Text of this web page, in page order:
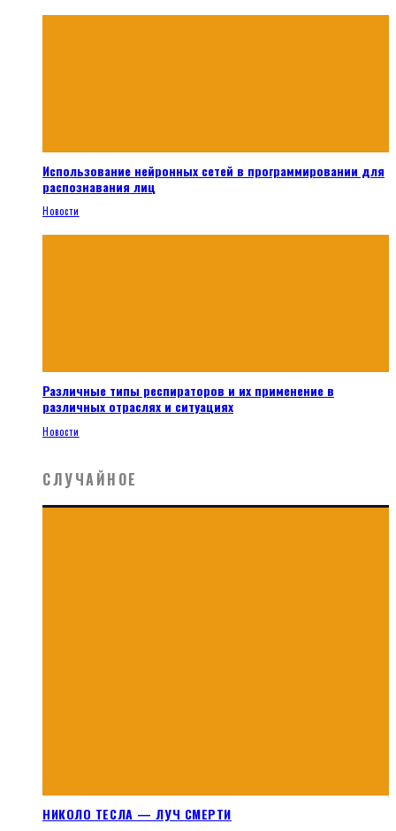
Использование нейронных сетей в программировании для
распознавания лиц
Новости
Различные типы респираторов и их применение в
различных отраслях и ситуациях
Новости
СЛУЧАЙНОЕ
НИКОЛО ТЕСЛА — ЛУЧ СМЕРТИ